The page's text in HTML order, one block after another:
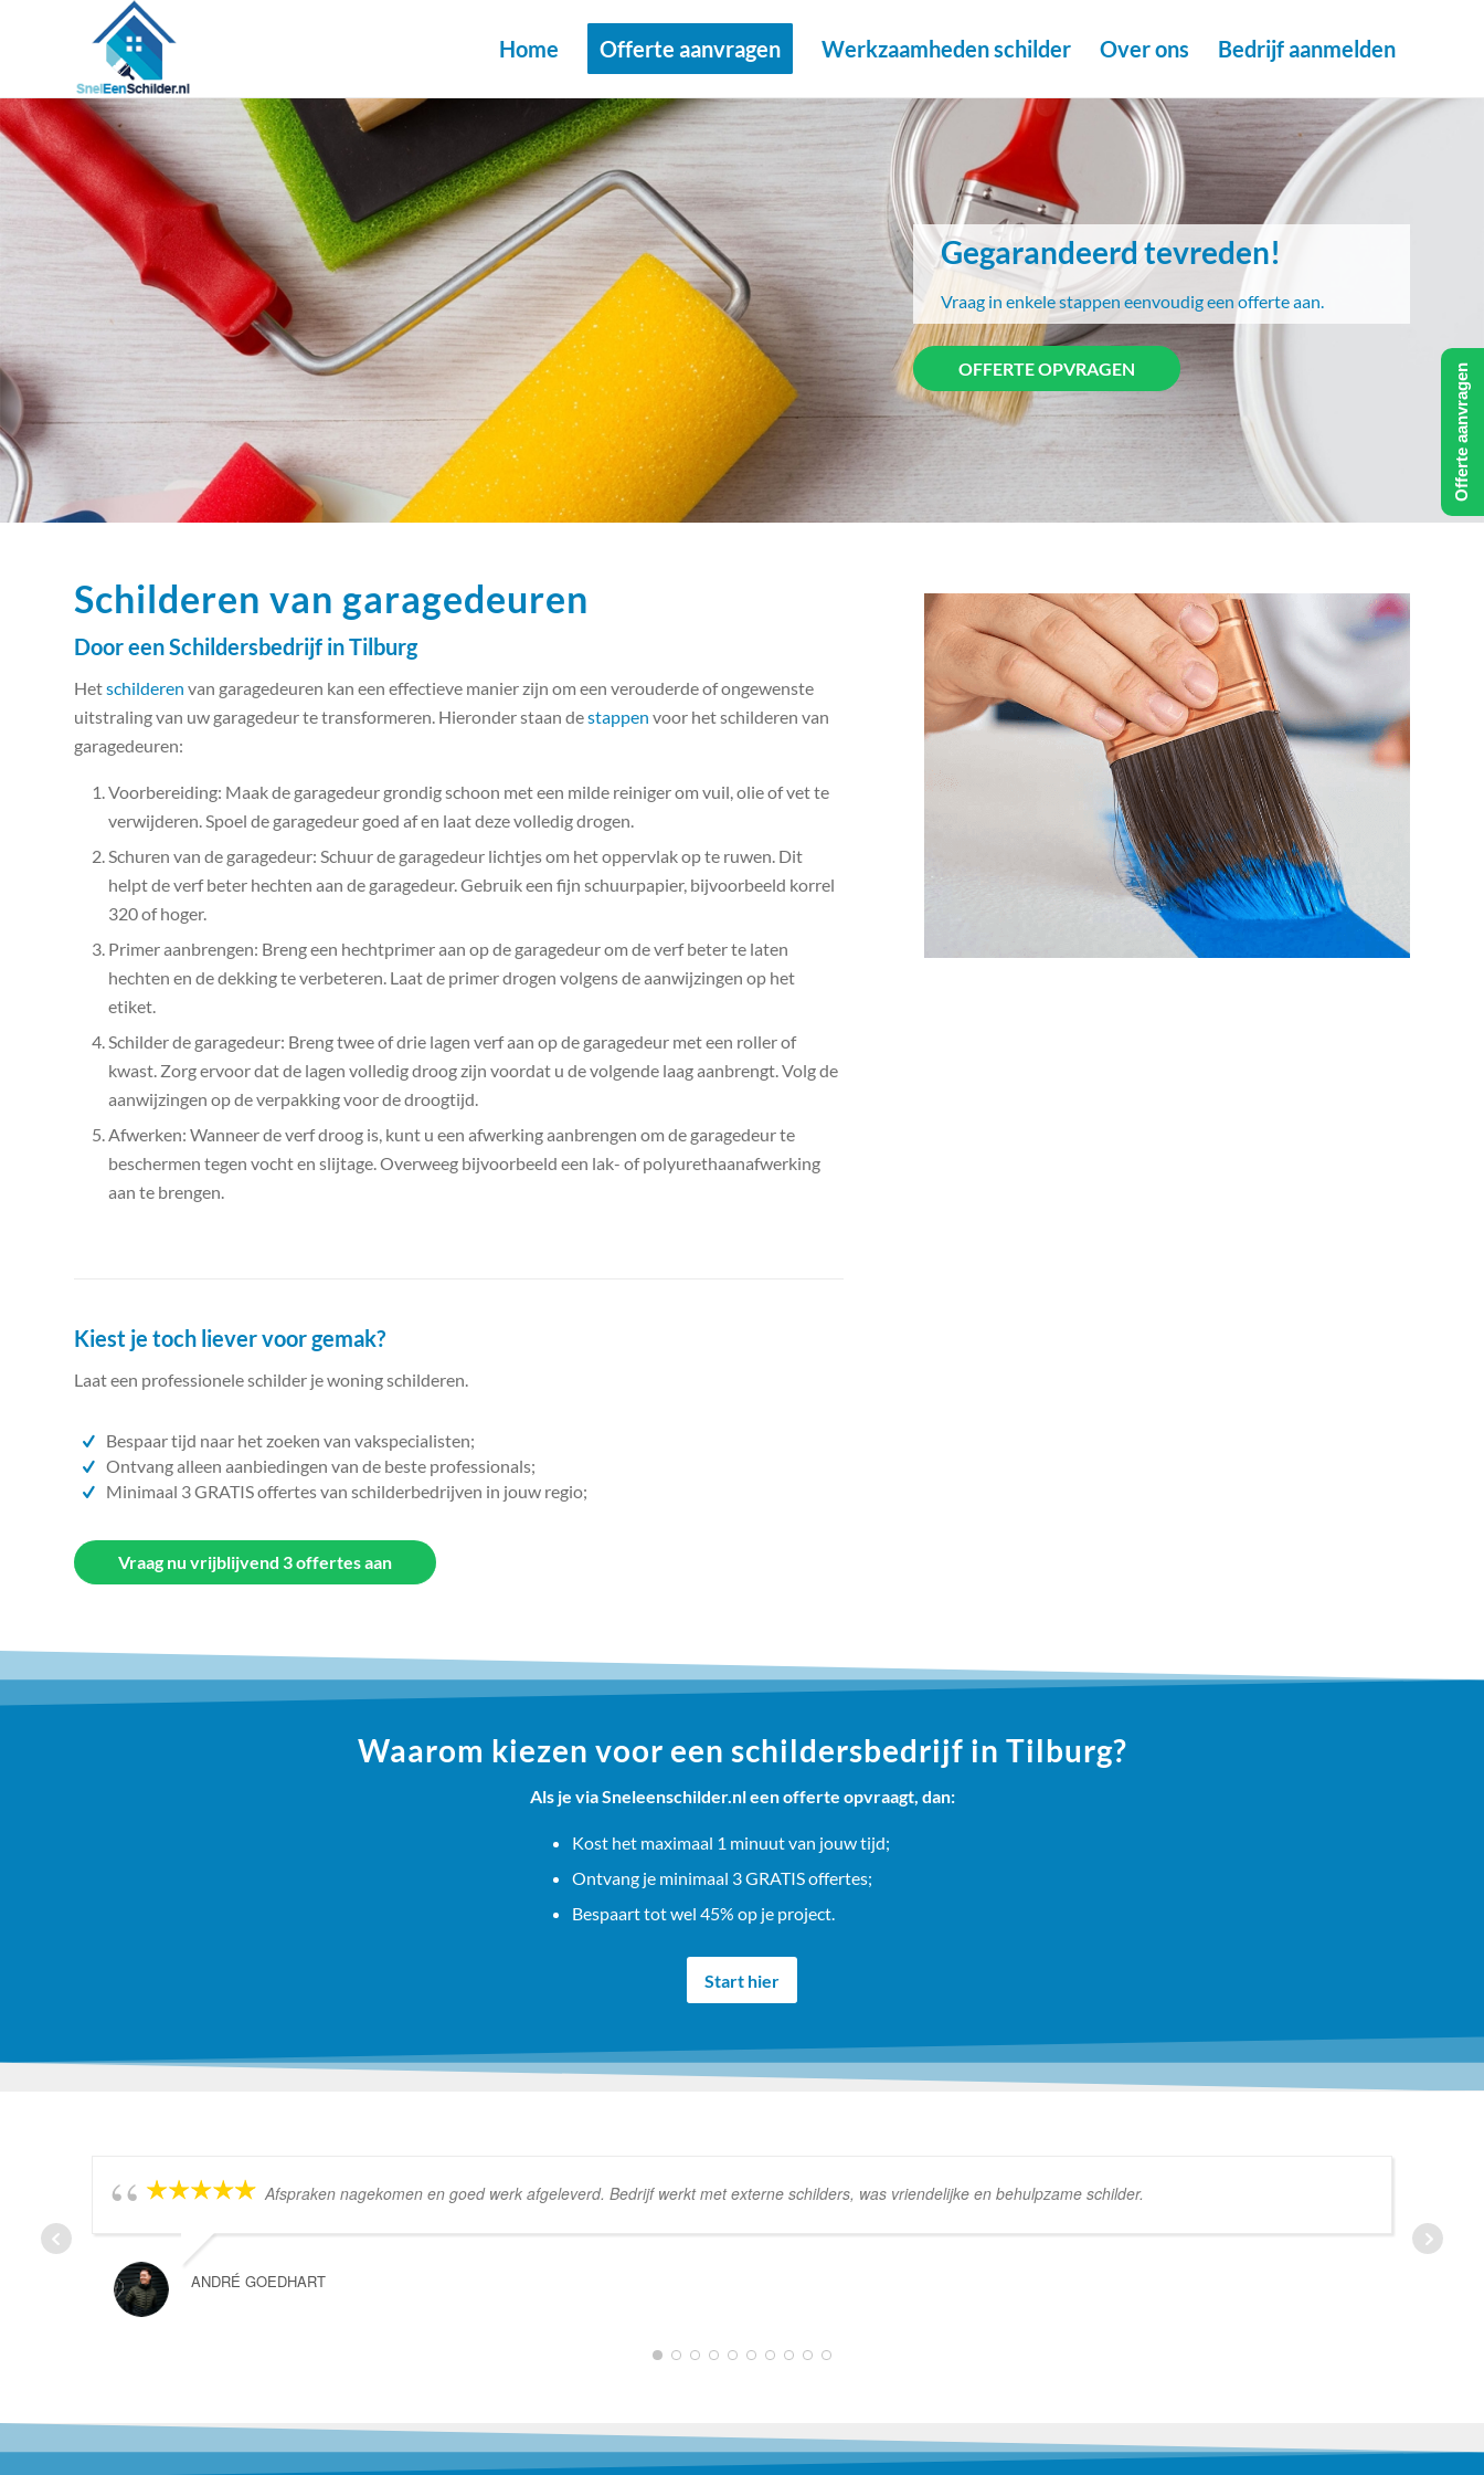
Home Offerte aanvragen Werkzaamheden schilder Over ons Bedrijf aanmelden
Gegarandeerd tevreden!
Vraag in enkele stappen eenvoudig een offerte aan.
OFFERTE OPVRAGEN
Schilderen van garagedeuren
Door een Schildersbedrijf in Tilburg
Hetschilderen van garagedeuren kan een effectieve manier zijn om een ​​verouderde of ongewenste
uitstraling van uw garagedeur te transformeren. Hieronder staan destappen voor het schilderen van
garagedeuren:
Voorbereiding: Maak de garagedeur grondig schoon met een milde reiniger om vuil, olie of vet te
verwijderen. Spoel de garagedeur goed af en laat deze volledig drogen.
Schuren van de garagedeur: Schuur de garagedeur lichtjes om het oppervlak op te ruwen. Dit
helpt de verf beter hechten aan de garagedeur. Gebruik een fijn schuurpapier, bijvoorbeeld korrel
320 of hoger.
Primer aanbrengen: Breng een hechtprimer aan op de garagedeur om de verf beter te laten
hechten en de dekking te verbeteren. Laat de primer drogen volgens de aanwijzingen op het
etiket.
Schilder de garagedeur: Breng twee of drie lagen verf aan op de garagedeur met een roller of
kwast. Zorg ervoor dat de lagen volledig droog zijn voordat u de volgende laag aanbrengt. Volg de
aanwijzingen op de verpakking voor de droogtijd.
Afwerken: Wanneer de verf droog is, kunt u een afwerking aanbrengen om de garagedeur te
beschermen tegen vocht en slijtage. Overweeg bijvoorbeeld een lak- of polyurethaanafwerking
aan te brengen.
Kiest je toch liever voor gemak?
Laat een professionele schilder je woning schilderen.
Bespaar tijd naar het zoeken van vakspecialisten;
Ontvang alleen aanbiedingen van de beste professionals;
Minimaal 3 GRATIS offertes van schilderbedrijven in jouw regio;
Vraag nu vrijblijvend 3 offertes aan
Waarom kiezen voor een schildersbedrijf in Tilburg?
Als je via Sneleenschilder.nl een offerte opvraagt, dan:
Kost het maximaal 1 minuut van jouw tijd;
Ontvang je minimaal 3 GRATIS offertes;
Bespaart tot wel 45% op je project.
Start hier
Afspraken nagekomen en goed werk afgeleverd. Bedrijf werkt met externe schilders, was vriendelijke en behulpzame schilder.
ANDRÉ GOEDHART
1 2 3 4 5 6 7 8 9 10
Offerte aanvragen